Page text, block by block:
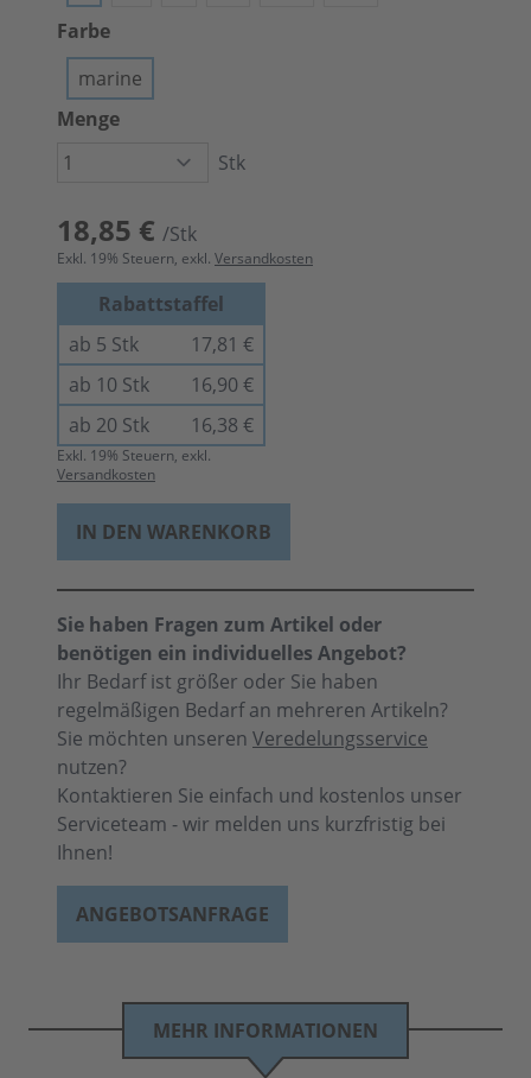
Farbe
marine
Menge
Stk
18,85 € /Stk
Exkl. 19% Steuern, exkl. Versandkosten
Rabattstaffel
ab 5 Stk
17,81 €
ab 10 Stk
16,90 €
ab 20 Stk
16,38 €
Exkl. 19% Steuern, exkl.
Versandkosten
IN DEN WARENKORB
Sie haben Fragen zum Artikel oder
benötigen ein individuelles Angebot?
Ihr Bedarf ist größer oder Sie haben
regelmäßigen Bedarf an mehreren Artikeln?
Sie möchten unseren Veredelungsservice
nutzen?
Kontaktieren Sie einfach und kostenlos unser
Serviceteam - wir melden uns kurzfristig bei
Ihnen!
ANGEBOTSANFRAGE
MEHR INFORMATIONEN